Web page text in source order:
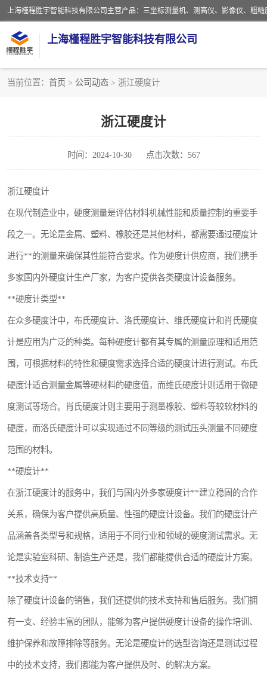
上海槿程胜宇智能科技有限公司
当前位置： 首页 > 公司动态 > 浙江硬度计
浙江硬度计
时间：2024-10-30 点击次数：567
浙江硬度计
在现代制造业中，硬度测量是评估材料机械性能和质量控制的重要手
段之一。无论是金属、塑料、橡胶还是其他材料，都需要通过硬度计
进行**的测量来确保其性能符合要求。作为硬度计供应商，我们携手
多家国内外硬度计生产厂家，为客户提供各类硬度计设备服务。
**硬度计类型**
在众多硬度计中，布氏硬度计、洛氏硬度计、维氏硬度计和肖氏硬度
计是应用为广泛的种类。每种硬度计都有其专属的测量原理和适用范
围，可根据材料的特性和硬度需求选择合适的硬度计进行测试。布氏
硬度计适合测量金属等硬材料的硬度值，而维氏硬度计则适用于微硬
度测试等场合。肖氏硬度计则主要用于测量橡胶、塑料等较软材料的
硬度，而洛氏硬度计可以实现通过不同等级的测试压头测量不同硬度
范围的材料。
**硬度计**
在浙江硬度计的服务中，我们与国内外多家硬度计**建立稳固的合作
关系，确保为客户提供高质量、性强的硬度计设备。我们的硬度计产
品涵盖各类型号和规格，适用于不同行业和领域的硬度测试需求。无
论是实验室科研、制造生产还是，我们都能提供合适的硬度计方案。
**技术支持**
除了硬度计设备的销售，我们还提供的技术支持和售后服务。我们拥
有一支、经验丰富的团队，能够为客户提供硬度计设备的操作培训、
维护保养和故障排除等服务。无论是硬度计的选型咨询还是测试过程
中的技术支持，我们都能为客户提供及时、的解决方案。
三坐标测量仪
扳手
洛氏硬度计
布洛维硬度计
镶嵌机
三坐标夹具
测针
螺纹规